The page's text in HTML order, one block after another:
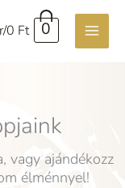
0 Ft 0
vagy ajándékozz
élménnyel!